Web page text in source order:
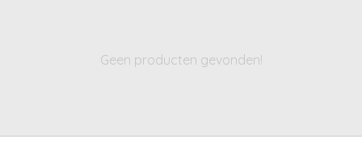
Geen producten gevonden!